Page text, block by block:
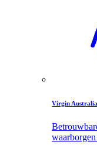
Virgin Australia